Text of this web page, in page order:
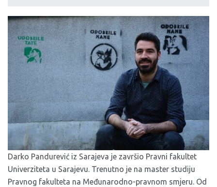
Darko Pandurević iz Sarajeva je završio Pravni fakultet
Univerziteta u Sarajevu. Trenutno je na master studiju
Pravnog fakulteta na Međunarodno-pravnom smjeru. Od